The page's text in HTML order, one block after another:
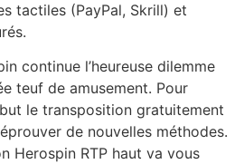
tactiles (PayPal, Skrill) et
continue l’heureuse dilemme
teuf de amusement. Pour
le transposition gratuitement
de nouvelles méthodes.
Herospin RTP haut va vous